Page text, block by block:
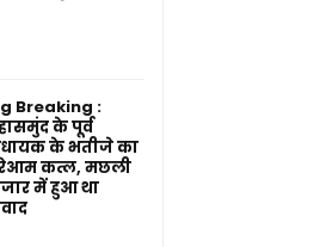
Breaking :
के पूर्व
के भतीजे का
कत्ल, मछली
में हुआ था